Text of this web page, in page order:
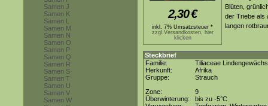
Samen J
Samen K
Samen L
Samen M
Samen N
Samen O
Samen P
Samen Q
Samen R
Samen S
Samen T
Samen U
Samen V
Samen W
2,30€
inkl. 7% Umsatzsteuer *
zzgl.Versandkosten, hier
klicken
Blüten,
der Triebe als
langen
Steckbrief
Familie:
Tiliaceae
Herkunft:
Afrika
Gruppe:
Strauch
Zone:
9
Überwinterung:
bis zu -5°C